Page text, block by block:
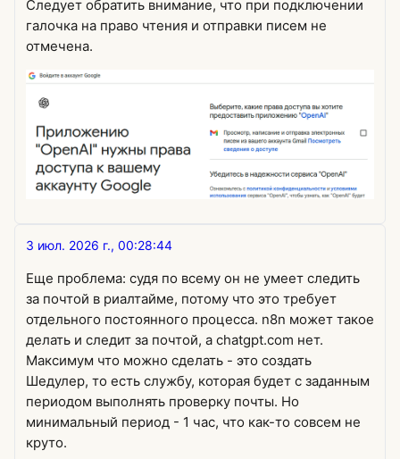
Следует обратить внимание, что при подключении
галочка на право чтения и отправки писем не
отмечена.
3 июл. 2026 г., 00:28:44
Еще проблема: судя по всему он не умеет следить
за почтой в риалтайме, потому что это требует
отдельного постоянного процесса. n8n может такое
делать и следит за почтой, а chatgpt.com нет.
Максимум что можно сделать - это создать
Шедулер, то есть службу, которая будет с заданным
периодом выполнять проверку почты. Но
минимальный период - 1 час, что как-то совсем не
круто.